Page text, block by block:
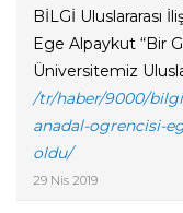
BİLGİ Uluslararası
Ege Alpaykut “Bir
Üniversitemiz
/tr/haber/9000/
anadal-ogrencisi-
oldu/
29 Nis 2019